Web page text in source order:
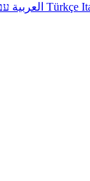
العربية Türkçe